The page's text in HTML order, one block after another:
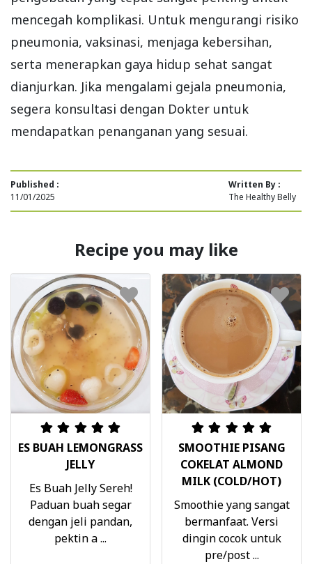
mencegah komplikasi. Untuk mengurangi risiko
pneumonia, vaksinasi, menjaga kebersihan,
serta menerapkan gaya hidup sehat sangat
dianjurkan. Jika mengalami gejala pneumonia,
segera konsultasi dengan Dokter untuk
mendapatkan penanganan yang sesuai.
Published :
11/01/2025
Written By :
The Healthy Belly
Recipe you may like
ES BUAH LEMONGRASS
JELLY
Es Buah Jelly Sereh!
Paduan buah segar
dengan jeli pandan,
pektin a ...
SMOOTHIE PISANG
COKELAT ALMOND
MILK (COLD/HOT)
Smoothie yang sangat
bermanfaat. Versi
dingin cocok untuk
pre/post ...